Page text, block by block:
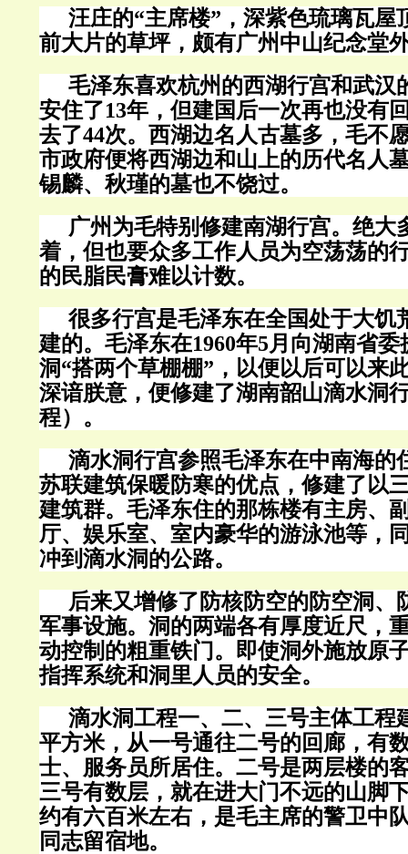
汪庄的“主席楼” ，深紫色琉璃瓦
前大片的草坪，颇有广州中山纪念堂
毛泽东喜欢杭州的西湖行宫和武汉
安住了13年，但建国后一次再也没有
去了44次。西湖边名人古墓多，毛不
市政府便将西湖边和山上的历代名人
锡麟、秋瑾的墓也不饶过。
广州为毛特别修建南湖行宫。绝大
着，但也要众多工作人员为空荡荡的
的民脂民膏难以计数。
很多行宫是毛泽东在全国处于大饥
建的。毛泽东在1960年5月向湖南省
洞“搭两个草棚棚” ，以便以后可以来
深谙朕意，便修建了湖南韶山滴水洞
程）。
滴水洞行宫参照毛泽东在中南海的
苏联建筑保暖防寒的优点，修建了以
建筑群。毛泽东住的那栋楼有主房、
厅、娱乐室、室内豪华的游泳池等，
冲到滴水洞的公路。
后来又增修了防核防空的防空洞、
军事设施。洞的两端各有厚度近尺，
动控制的粗重铁门。即使洞外施放原
指挥系统和洞里人员的安全。
滴水洞工程一、二、三号主体工程
平方米，从一号通往二号的回廊，有
士、服务员所居住。二号是两层楼的
三号有数层，就在进大门不远的山脚
约有六百米左右，是毛主席的警卫中
同志留宿地。